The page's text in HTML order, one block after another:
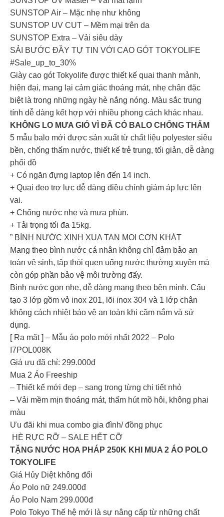
SUNSTOP Air – Mặc nhẹ như không
SUNSTOP UV CUT – Mềm mại trên da
SUNSTOP Extra – Vải siêu dày
SẢI BƯỚC ĐẦY TỰ TIN VỚI CAO GÓT TOKYOLIFE
#Sale_up_to_30%
Giày cao gót Tokyolife được thiết kế quai thanh mảnh,
hiện đại, mang lại cảm giác thoáng mát, nhẹ chân đặc
biệt là trong những ngày hè nắng nóng. Màu sắc trung
tính dễ dàng kết hợp với nhiều phong cách khác nhau.
KHÔNG LO MƯA GIÓ VÌ ĐÃ CÓ BALO CHỐNG THẤM
5 mẫu balo mới được sản xuất từ chất liệu polyester siêu
bền, chống thấm nước, thiết kế trẻ trung, tối giản, dễ dàng
phối đồ
+ Có ngăn đựng laptop lên đến 14 inch.
+ Quai đeo trợ lực dễ dàng điều chỉnh giảm áp lực lên
vai.
+ Chống nước nhẹ và mưa phùn.
+ Tải trọng tối đa 15kg.
” BÌNH NƯỚC XINH XUA TAN MỌI CƠN KHÁT
Mang theo bình nước cá nhân không chỉ đảm bảo an
toàn vệ sinh, tập thói quen uống nước thường xuyên mà
còn góp phần bảo vệ môi trường đấy.
Bình nước gọn nhẹ, dễ dàng mang theo bên mình. Cấu
tạo 3 lớp gồm vỏ inox 201, lõi inox 304 và 1 lớp chân
không cách nhiệt bảo vệ an toàn khi cầm nắm và sử
dụng.
[ Ra măt ] – Mẫu áo polo mới nhất 2022 – Polo
I7POL008K
Giá ưu đã chỉ: 299.000đ
Mua 2 Áo Freeship
– Thiết kế mới đẹp – sang trong từng chi tiết nhỏ
– Vải mềm mịn thoáng mát, thấm hút mồ hôi, không phai
màu
Ưu đãi khi mua combo gia đình/ đồng phục
️️ HÈ RỰC RỠ – SALE HẾT CỠ ️️
TẶNG NƯỚC HOA PHÁP 250K KHI MUA 2 ÁO POLO
TOKYOLIFE
Giá Hủy Diệt không đổi
Áo Polo nữ 249.000đ
Áo Polo Nam 299.000đ
Polo Tokyo Thế hệ mới là sự nâng cấp từ những chất